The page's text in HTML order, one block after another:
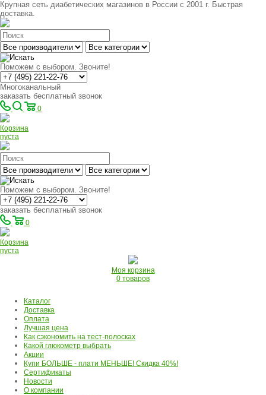
Крупная сеть диабетических магазинов в России с 2001 г. Быстрая
доставка.
Поможем с выбором. Звоните!
Многоканальный
заказать бесплатный звонок
0
Корзина
пуста
Поможем с выбором. Звоните!
заказать бесплатный звонок
0
Корзина
пуста
Моя корзина
0 товаров
Каталог
Доставка
Оплата
Лучшая цена
Как сэкономить на тест-полосках
Какой глюкометр выбрать
Акции
Купи БОЛЬШЕ - плати МЕНЬШЕ! Скидка 40%!
Сертификаты
Новости
О компании